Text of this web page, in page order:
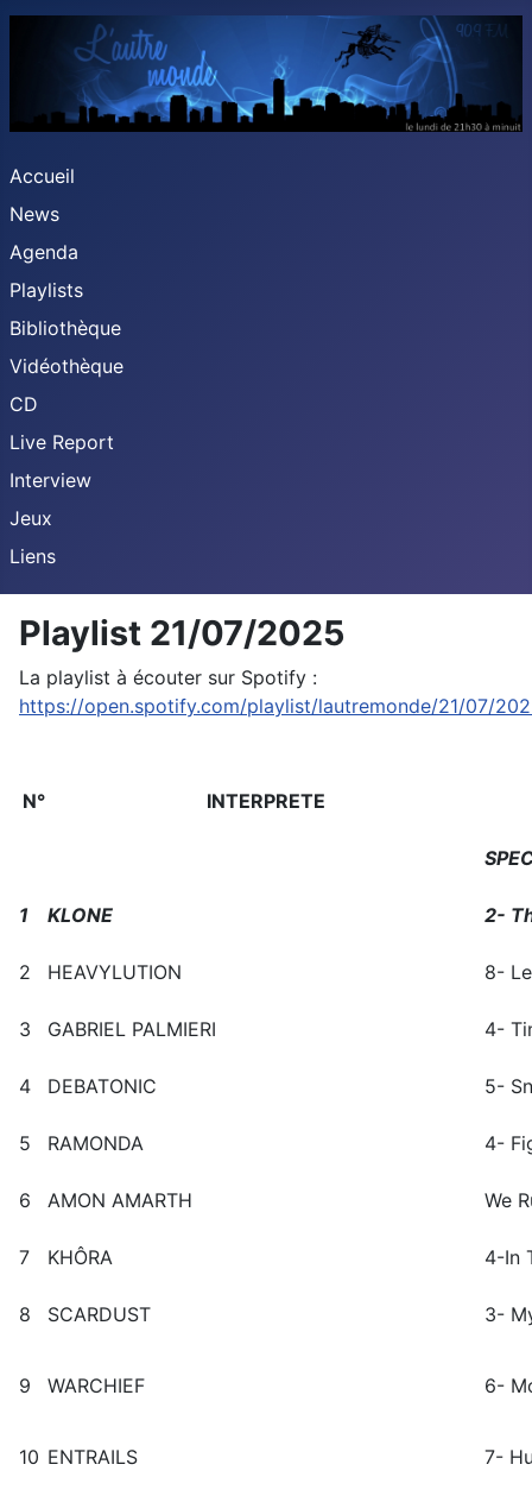
Accueil
News
Agenda
Playlists
Bibliothèque
Vidéothèque
CD
Live Report
Interview
Jeux
Liens
Playlist 21/07/2025
La playlist à écouter sur Spotify :
https://open.spotify.com/playlist/lautremonde/21/07/
N° INTERPRETE
1 KLONE 2-
2 HEAVYLUTION 8-
3 GABRIEL PALMIERI 4-
4 DEBATONIC 5-
5 RAMONDA 4-
6 AMON AMARTH We
7 KHÔRA 4-In
8 SCARDUST 3-
9 WARCHIEF 6-
10 ENTRAILS 7-